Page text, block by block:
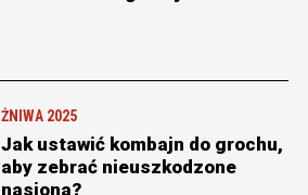
ŻNIWA 2025
Jak ustawić kombajn do grochu,
aby zebrać nieuszkodzone
nasiona?